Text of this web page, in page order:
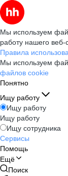
Мы используем
работу нашего веб-
Правила
Мы используем
файлов cookie
Понятно
Ищу работу
Ищу работу
Ищу работу
Ищу сотрудника
Сервисы
Помощь
Ещё
Поиск